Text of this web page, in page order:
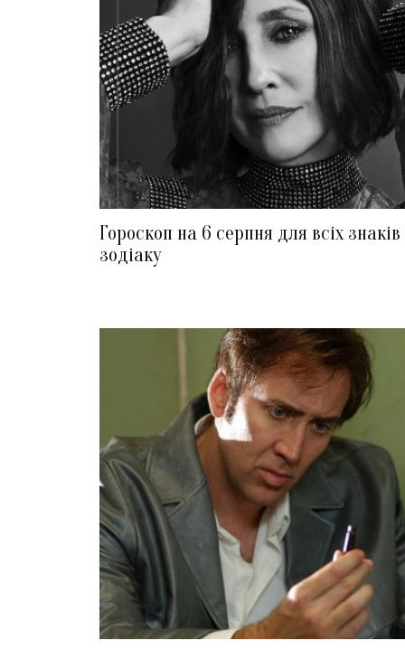
Гороскоп на 6 серпня для всіх знаків
зодіаку